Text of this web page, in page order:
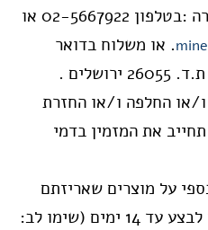
:
בטלפון 02-5667922 או
. או משלוח בדואר
.
או החלפה ו/או החזרת
את המזמין בדמי
על מוצרים שאריזתם
לא נפתחה או נפגמה, ניתן לבצע עד 14 ימים (שימו לב: